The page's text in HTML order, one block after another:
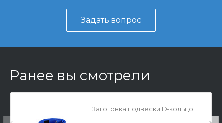
Задать вопрос
Ранее вы смотрели
Заготовка подвески D-кольцо